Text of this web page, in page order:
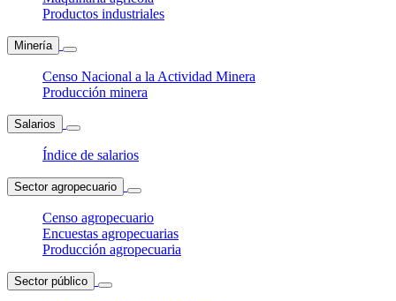
Productos industriales
Minería
Censo Nacional a la Actividad Minera
Producción minera
Salarios
Índice de salarios
Sector agropecuario
Censo agropecuario
Encuestas agropecuarias
Producción agropecuaria
Sector público